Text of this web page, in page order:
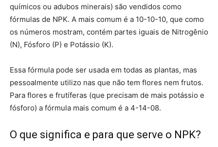
químicos ou adubos minerais) são vendidos como
fórmulas de NPK. A mais comum é a 10-10-10, que como
os números mostram, contém partes iguais de Nitrogênio
(N), Fósforo (P) e Potássio (K).
Essa fórmula pode ser usada em todas as plantas, mas
pessoalmente utilizo nas que não tem flores nem frutos.
Para flores e frutíferas (que precisam de mais potássio e
fósforo) a fórmula mais comum é a 4-14-08.
O que significa e para que serve o NPK?